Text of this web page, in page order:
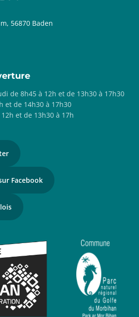
56870 Baden
de 8h45 à 12h et de 13h30 à 17h30
et de 14h30 à 17h30
et de 13h30 à 17h
Facebook